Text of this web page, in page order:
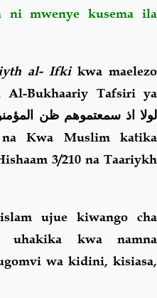
ni mwenye kusema ila
al- Ifkikwa maelezo
Al-Bukhaariy Tafsiri ya
لولا اذ سمعتموهم ظن
na Kwa Muslim katika
3/210 na Taariykh
ujue kiwango cha
kwa namna
wa kidini, kisiasa,